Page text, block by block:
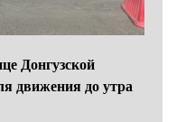
Донгузской
движения до утра